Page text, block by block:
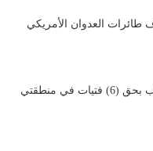
طائرات العدوان الأمريكي
بيان إدانة جريمة الاغتصاب بحق (6) فتيات في منطقتي